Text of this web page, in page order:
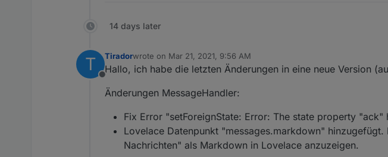
14 days later
T
Offline
Tiradorwrote on Mar 21, 2021, 9:56 AM
last edited by
Hallo, ich habe die letzten Änderungen in eine neue Version
Änderungen MessageHandler:
Fix Error "setForeignState: Error: The state property
Lovelace Datenpunkt "messages.markdown"
Nachrichten" als Markdown in Lovelace anzuzeigen.